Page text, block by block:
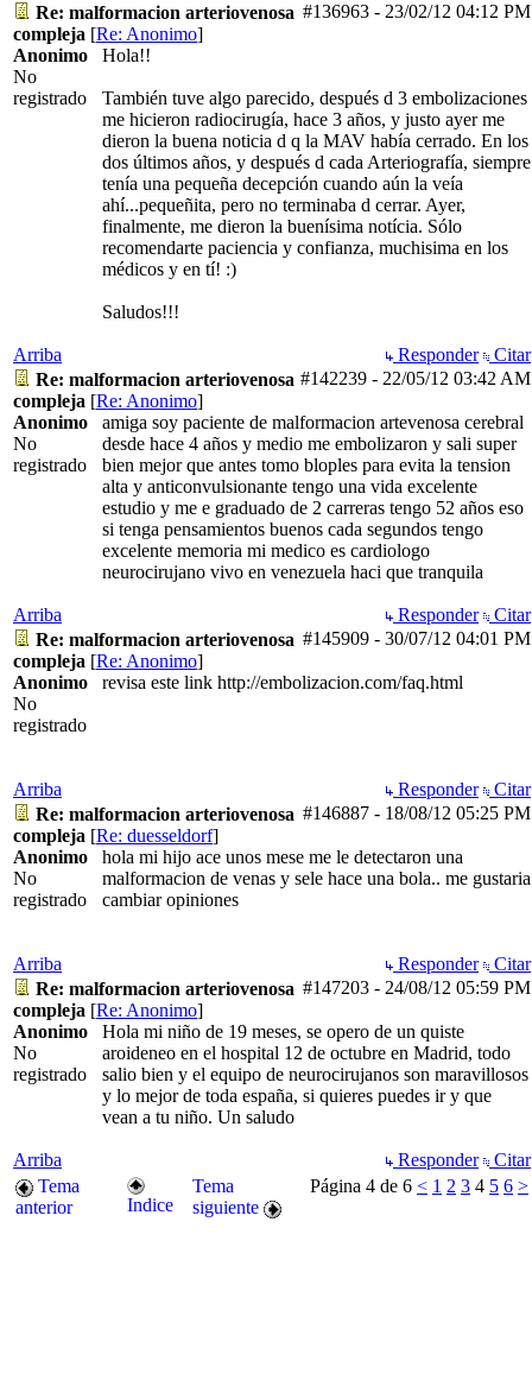
#136963 - 23/02/12 04:12 PM
Re: malformacion arteriovenosa
compleja [Re: Anonimo]
Anonimo
No
registrado
Hola!!
También tuve algo parecido, después d 3 embolizaciones
me hicieron radiocirugía, hace 3 años, y justo ayer me
dieron la buena noticia d q la MAV había cerrado. En los
dos últimos años, y después d cada Arteriografía, siempre
tenía una pequeña decepción cuando aún la veía
ahí...pequeñita, pero no terminaba d cerrar. Ayer,
finalmente, me dieron la buenísima notícia. Sólo
recomendarte paciencia y confianza, muchisima en los
médicos y en tí! :)
Saludos!!!
Arriba Responder
Citar
#142239 - 22/05/12 03:42 AM
Re: malformacion arteriovenosa
compleja [Re: Anonimo]
Anonimo
No
registrado
amiga soy paciente de malformacion artevenosa cerebral
desde hace 4 años y medio me embolizaron y sali super
bien mejor que antes tomo bloples para evita la tension
alta y anticonvulsionante tengo una vida excelente
estudio y me e graduado de 2 carreras tengo 52 años eso
si tenga pensamientos buenos cada segundos tengo
excelente memoria mi medico es cardiologo
neurocirujano vivo en venezuela haci que tranquila
Arriba Responder
Citar
#145909 - 30/07/12 04:01 PM
Re: malformacion arteriovenosa
compleja [Re: Anonimo]
Anonimo
No
registrado
revisa este link http://embolizacion.com/faq.html
Arriba Responder
Citar
#146887 - 18/08/12 05:25 PM
Re: malformacion arteriovenosa
compleja [Re: duesseldorf]
Anonimo
No
registrado
hola mi hijo ace unos mese me le detectaron una
malformacion de venas y sele hace una bola.. me gustaria
cambiar opiniones
Arriba Responder
Citar
#147203 - 24/08/12 05:59 PM
Re: malformacion arteriovenosa
compleja [Re: Anonimo]
Anonimo
No
registrado
Hola mi niño de 19 meses, se opero de un quiste
aroideneo en el hospital 12 de octubre en Madrid, todo
salio bien y el equipo de neurocirujanos son maravillosos
y lo mejor de toda españa, si quieres puedes ir y que
vean a tu niño. Un saludo
Arriba Responder
Citar
Página 4 de 6 < 1 2 3 4 5 6 >
Tema
anterior
Indice
Tema
siguiente